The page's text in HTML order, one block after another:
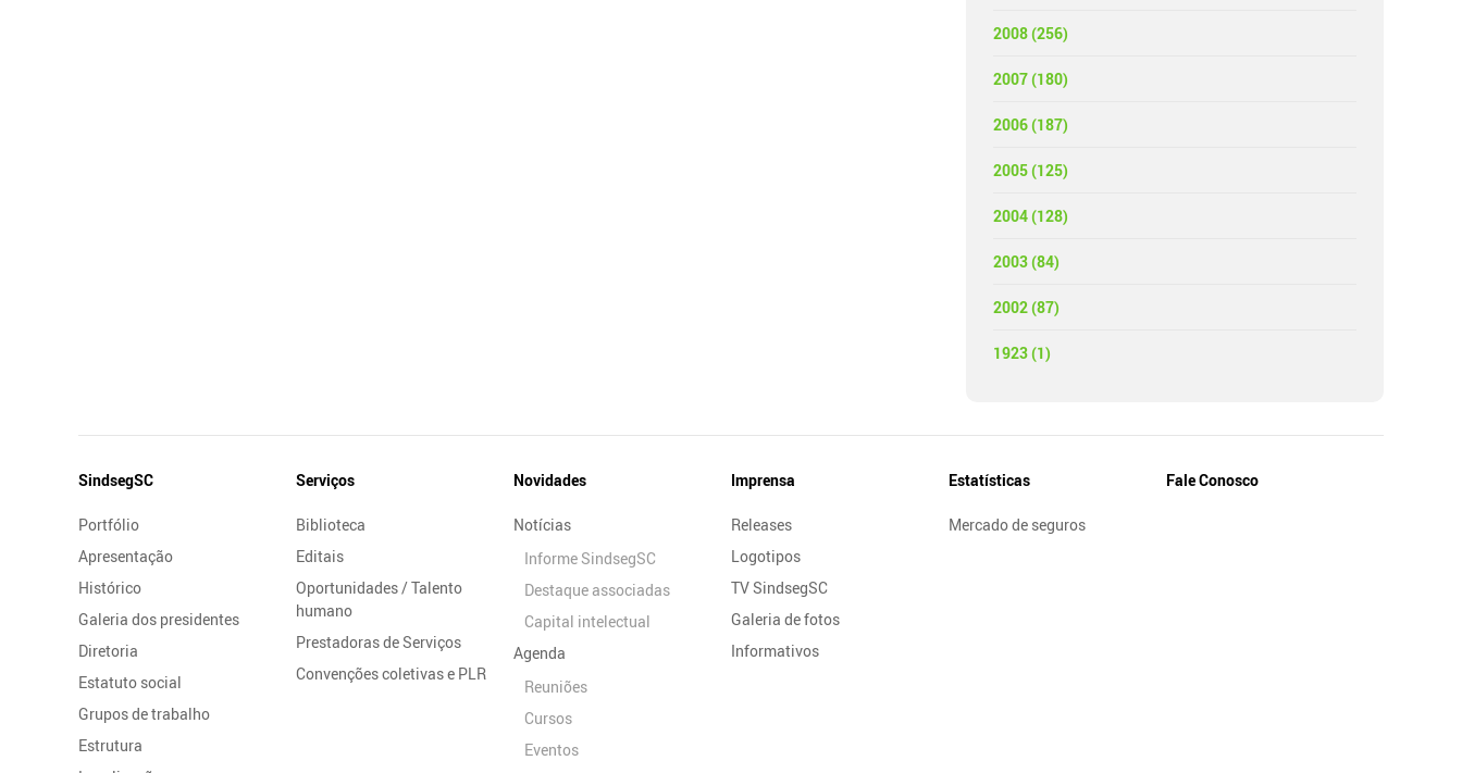
2008 (256)
2007 (180)
2006 (187)
2005 (125)
2004 (128)
2003 (84)
2002 (87)
1923 (1)
Mapa
Site
SindsegSC
Portfólio
Apresentação
Histórico
Galeria dos presidentes
Diretoria
Estatuto social
Grupos de trabalho
Estrutura
Serviços
Biblioteca
Editais
Oportunidades / Talento
humano
Prestadoras de Serviços
Convenções coletivas e PLR
Novidades
Notícias
Informe SindsegSC
Destaque associadas
Capital intelectual
Agenda
Reuniões
Cursos
Eventos
Imprensa
Releases
Logotipos
TV SindsegSC
Galeria de fotos
Informativos
Estatísticas
Mercado de seguros
Fale Conosco